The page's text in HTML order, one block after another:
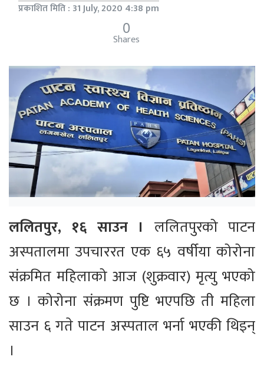
प्रकाशित मिति : 31 July, 2020 4:38 pm
0
Shares
ललितपुर, १६ साउन । ललितपुरको पाटन
अस्पतालमा उपचाररत एक ६५ वर्षीया कोरोना
संक्रमित महिलाको आज (शुक्रवार) मृत्यु भएको
छ । कोरोना संक्रमण पुष्टि भएपछि ती महिला
साउन ६ गते पाटन अस्पताल भर्ना भएकी थिइन्
।